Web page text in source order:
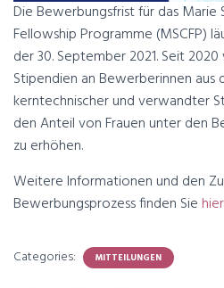
Die Bewerbungsfrist für das Marie
Fellowship Programme (MSCFP)
der 30. September 2021. Seit
Stipendien an Bewerberinnen aus
kerntechnischer und verwandter
den Anteil von Frauen unter den
zu erhöhen.
Weitere Informationen und den
Bewerbungsprozess finden Sie hier
Categories: MITTEILUNGEN